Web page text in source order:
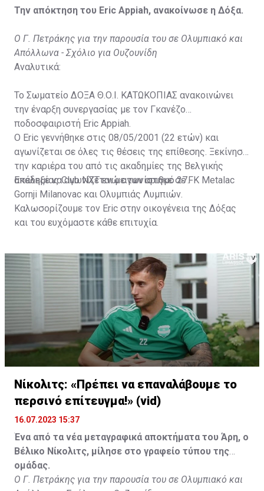
Την απόκτηση του Eric Appiah, ανακοίνωσε η Δόξα.
Ο Γ. Πετράκης για την παρουσία του σε Ολυμπιακό και
Απόλλωνα - Σχόλιο για Ουζουνίδη
Αναλυτικά:
Το Σωματείο ΔΟΞΑ Θ.Ο.Ι. ΚΑΤΩΚΟΠΙΑΣ ανακοινώνει
την έναρξη συνεργασίας με τον Γκανέζο
ποδοσφαιριστή Eric Appiah.
Ο Eric γεννήθηκε στις 08/05/2001 (22 ετών) και
αγωνίζεται σε όλες τις θέσεις της επίθεσης. Ξεκίνησε
την καριέρα του από τις ακαδημίες της Βελγικής
ακαδημίας Club NXT ενώ αγωνίστηκε σε FK Metalac
Gornji Milanovac και Ολυμπιάς Λυμπιών.
Επέλεξε να αγωνίζεται με τον αριθμό 27.
Καλωσορίζουμε τον Eric στην οικογένεια της Δόξας
και του ευχόμαστε κάθε επιτυχία.
Νίκολιτς: «Πρέπει να επαναλάβουμε το
περσινό επίτευγμα!» (vid)
16.07.2023 15:37
Ένα από τα νέα μεταγραφικά αποκτήματα του Άρη, ο
Βέλικο Νίκολιτς, μίλησε στο γραφείο τύπου της
ομάδας.
Ο Γ. Πετράκης για την παρουσία του σε Ολυμπιακό και